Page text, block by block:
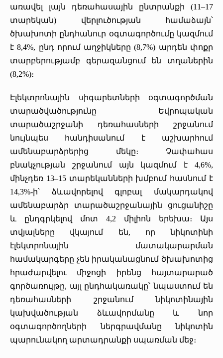
առավել լայն դեռահասային ընտրանքի (11–17
տարեկան) վերլուծության համաձայն՝
ծխախոտի ընդհանուր օգտագործումը կազմում
է 8,4%, ընդ որում աղջիկները (8,7%) արդեն փոքր
տարբերությամբ գերազանցում են տղաներին
(8,2%)։
Էլեկտրոնային սիգարետների օգտագործման
տարածվածությունը Եվրոպական
տարածաշրջանի դեռահասների շրջանում
նույնպես հանդիսանում է աշխարհում
ամենաբարձրերից մեկը։ Չափահաս
բնակչության շրջանում այն կազմում է 4,6%,
մինչդեռ 13–15 տարեկանների խմբում հասնում է
14,3%-ի՝ ձևավորելով գլոբալ մակարդակով
ամենաբարձր տարածաշրջանային ցուցանիշը
և ընդգրկելով մոտ 4,2 միլիոն երեխա։ Այս
տվյալները վկայում են, որ նիկոտինի
էլեկտրոնային մատակարարման
համակարգերը չեն իրականացնում ծխախոտից
հրաժարվելու միջոցի իրենց հայտարարած
գործառույթը, այլ ընդհակառակը՝ նպաստում են
դեռահասների շրջանում նիկոտինային
կախվածության ձևավորմանը և նոր
օգտագործողների ներգրավմանը նիկոտին
պարունակող արտադրանքի սպառման մեջ։